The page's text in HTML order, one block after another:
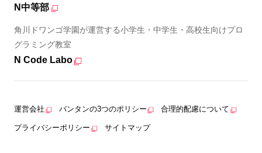
N中等部
角川ドワンゴ学園が運営する小学生・中学生・高校生向けプロ
グラミング教室
N Code Labo
運営会社 バンタンの3つのポリシー 合理的配慮について
プライバシーポリシー サイトマップ